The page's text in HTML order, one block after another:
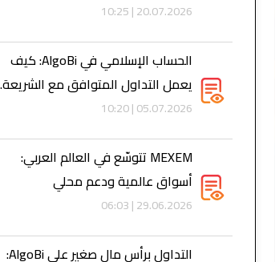
20.07.2026 | 10:25
الحساب الإسلامي في AlgoBi: كيف
يعمل التداول المتوافق مع
05.07.2026 | 10:20
MEXEM تتوسّع في العالم العربي:
أسواق عالمية ودعم محلي
29.06.2026 | 06:03
التداول برأس مال صغير على AlgoBi: